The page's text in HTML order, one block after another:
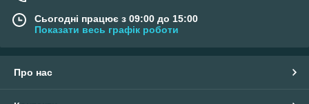
Сьогодні працює з 09:00 до 15:00
Показати весь графік роботи
Про нас